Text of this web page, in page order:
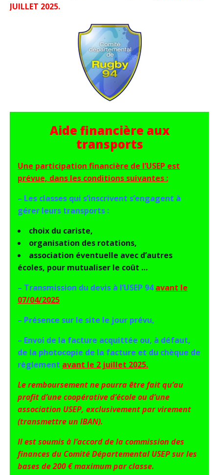
JUILLET 2025.
Aide financière aux
transports
Une participation financière de l’USEP est
prévue, dans les conditions suivantes :
– Les classes qui s’inscrivent s’engagent à
gérer leurs transports :
choix du cariste,
organisation des rotations,
association éventuelle avec d’autres
écoles, pour mutualiser le coût …
– Transmission du devis à l’USEP 94avant le
07/04/2025
– Présence sur le site le jour prévu,
– Envoi de la facture acquittée ou, à défaut,
de la photocopie de la facture et du chèque de
règlement avant le 2 juillet 2025.
Le remboursement ne pourra être fait qu’au
profit d’une coopérative d’école ou d’une
association USEP, exclusivement par virement
(transmettre un IBAN).
Il est soumis à l’accord de la commission des
finances du Comité Départemental USEP sur les
bases de 200 € maximum par classe.